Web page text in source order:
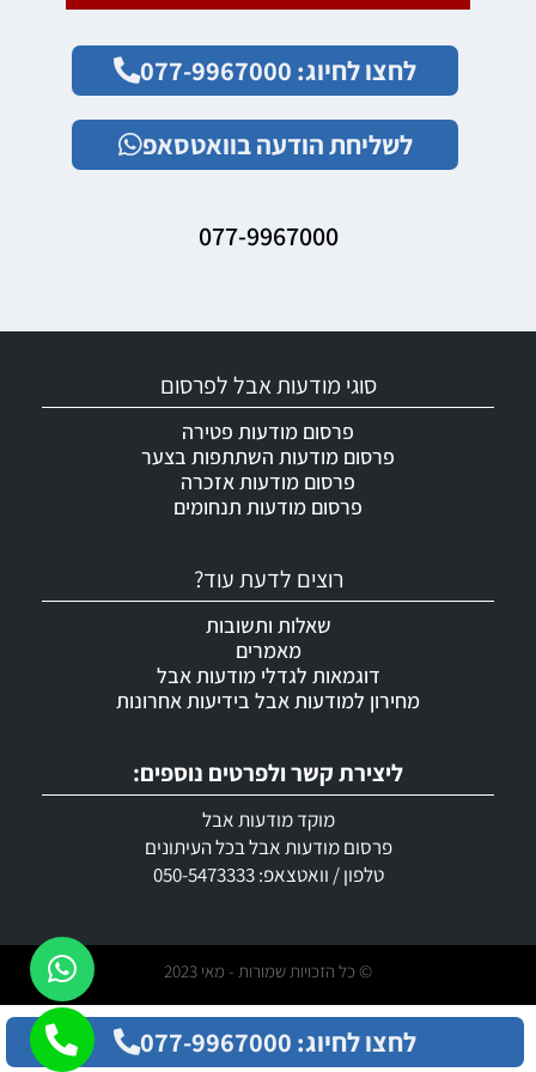
לחצו לחיוג: 077-9967000
לשליחת הודעה בוואטסאפ
077-9967000
ליצירת קשר ולפרטים נוספים:
מוקד מודעות אבל
פרסום מודעות אבל בכל העיתונים
טלפון / וואטצאפ: 050-5473333
רוצים לדעת עוד?
שאלות ותשובות
מאמרים
דוגמאות לגדלי מודעות אבל
מחירון למודעות אבל בידיעות אחרונות
סוגי מודעות אבל לפרסום
פרסום מודעות פטירה
פרסום מודעות השתתפות בצער
פרסום מודעות אזכרה
פרסום מודעות תנחומים
© כל הזכויות שמורות - מאי 2023
לחצו לחיוג: 077-9967000